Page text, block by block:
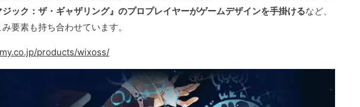
ック：ザ・ギャザリング』のプロプレイヤーがゲームデザインを手掛けるなど、
要素も持ち合わせています。
products/wixoss/